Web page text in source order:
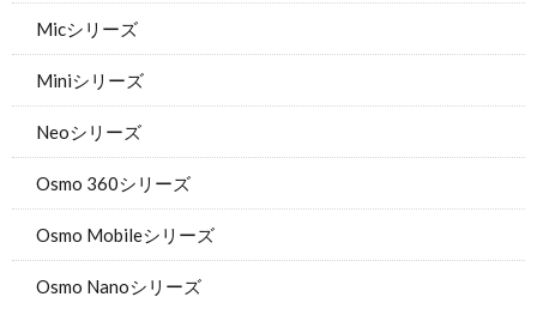
Micシリーズ
Miniシリーズ
Neoシリーズ
Osmo 360シリーズ
Osmo Mobileシリーズ
Osmo Nanoシリーズ